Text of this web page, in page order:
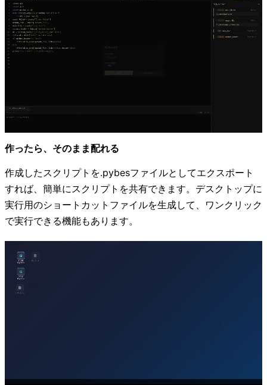
作ったら、そのまま配れる
作成したスクリプトを.pybesファイルとしてエクスポート
すれば、簡単にスクリプトを共有できます。デスクトップに
実行用のショートカットファイルを生成して、ワンクリック
で実行できる機能もあります。